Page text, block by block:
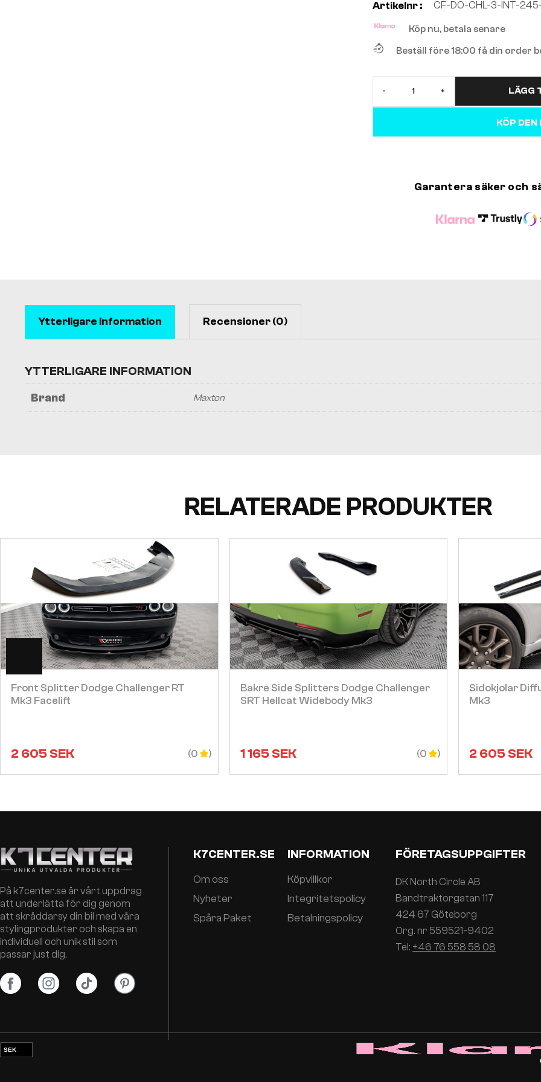
Artikelnr : CF-DO-CHL-3-INT-245-
Köp nu, betala senare
Beställ före 18:00 få din order
- + LÄGG
KÖP DEN
Garantera säker och
Ytterligare information Recensioner (0)
YTTERLIGARE INFORMATION
Brand Maxton
RELATERADE PRODUKTER
Front Splitter Dodge Challenger RT
Mk3 Facelift
2 605SEK (0
Visa
Bakre Side Splitters Dodge Challenger
SRT Hellcat Widebody Mk3
1 165SEK (0
Visa
Sidokjolar
Mk3
2 605SEK
På k7center.se är vårt uppdrag
att underlätta för dig genom
att skräddarsy din bil med våra
stylingprodukter och skapa en
individuell och unik stil som
passar just dig.
K7CENTER.SE
Om oss
Nyheter
Spåra Paket
INFORMATION
Köpvillkor
Integritetspolicy
Betalningspolicy
FÖRETAGSUPPGIFTER
DK North Circle AB
Bandtraktorgatan 117
424 67 Göteborg
Org. nr 559521-9402
Tel: +46 76 558 58 08
SEK